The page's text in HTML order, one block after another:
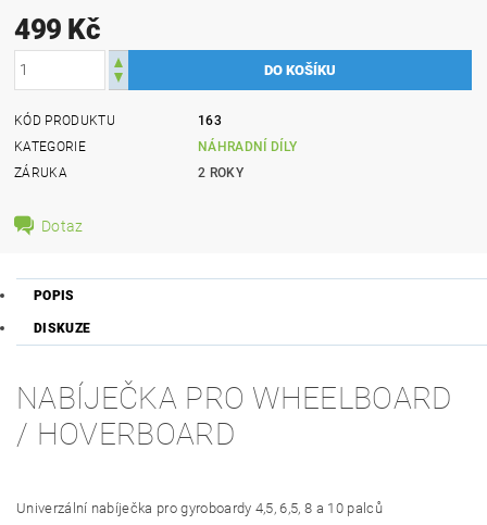
499 Kč
KÓD PRODUKTU
163
KATEGORIE
NÁHRADNÍ DÍLY
ZÁRUKA
2 ROKY
Dotaz
POPIS
DISKUZE
NABÍJEČKA PRO WHEELBOARD
/ HOVERBOARD
Univerzální nabíječka pro gyroboardy 4,5, 6,5, 8 a 10 palců